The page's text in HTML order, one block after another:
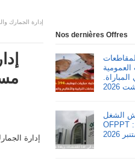
Nos dernières Offres
العمومية
الشغل
OFPPT : مباريات لتوظيف 91 مناصب.